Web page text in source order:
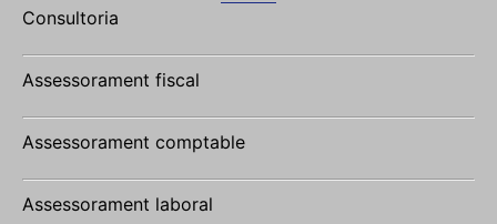
Consultoria
Assessorament fiscal
Assessorament comptable
Assessorament laboral